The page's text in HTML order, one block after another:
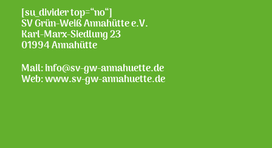
[su_divider top=“no“]
SV Grün-Weiß Annahütte e.V.
Karl-Marx-Siedlung 23
01994 Annahütte
Mail: info@sv-gw-annahuette.de
Web:www.sv-gw-annahuette.de